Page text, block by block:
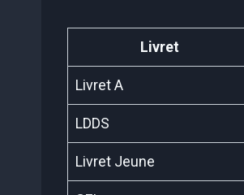
Livret
Livret A
LDDS
Livret Jeune